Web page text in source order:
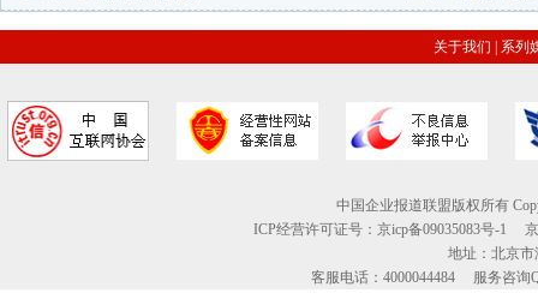
关于我们 系列
中国企业报道联盟版权所有
ICP经营许可证号：京icp备09035083号-1
地址：北京市
客服电话：4000044484 服务咨询